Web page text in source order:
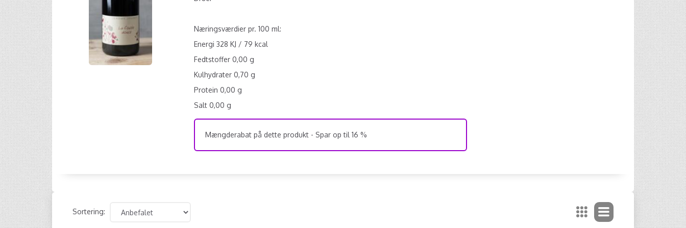
Næringsværdier pr. 100 ml:
Energi 328 KJ / 79 kcal
Fedtstoffer 0,00 g
Kulhydrater 0,70 g
Protein 0,00 g
Salt 0,00 g
Mængderabat på dette produkt - Spar op til 16 %
Sortering: